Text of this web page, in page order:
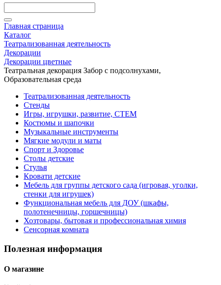
Главная страница
Каталог
Театрализованная деятельность
Декорации
Декорации цветные
Театральная декорация Забор с подсолнухами,
Образовательная среда
Театрализованная деятельность
Стенды
Игры, игрушки, развитие, СТЕМ
Костюмы и шапочки
Музыкальные инструменты
Мягкие модули и маты
Спорт и Здоровье
Столы детские
Стулья
Кровати детские
Мебель для группы детского сада (игровая, уголки,
стенки для игрушек)
Функциональная мебель для ДОУ (шкафы,
полотенечницы, горшечницы)
Хозтовары, бытовая и профессиональная химия
Сенсорная комната
Полезная информация
О магазине